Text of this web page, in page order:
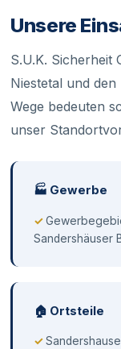
Unsere
S.U.K. Sicherheit
Niestetal und den
Wege bedeuten
unser
🏭 Gewerbe
Sandershäuser
🏠 Ortsteile